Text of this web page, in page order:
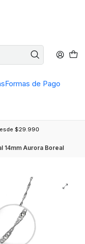
Formas de Pago
$29.990
14mm Aurora Boreal